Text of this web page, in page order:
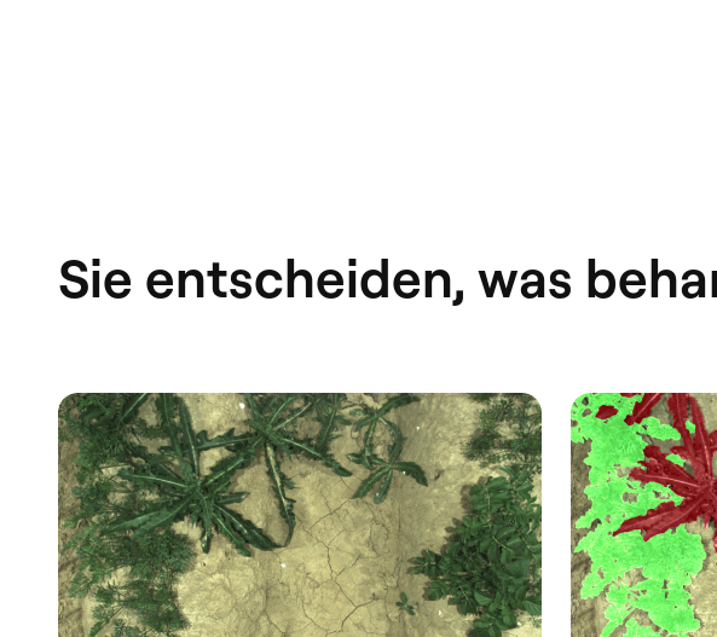
Sie entscheiden, was